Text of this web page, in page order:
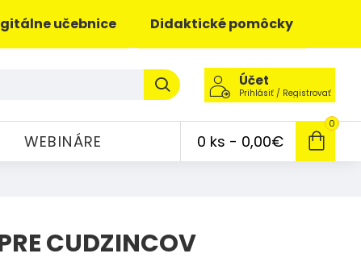
učebnice Didaktické pomôcky
Účet
Prihlásiť / Registrovať
WEBINÁRE 0 ks - 0,00€
0
CUDZINCOV